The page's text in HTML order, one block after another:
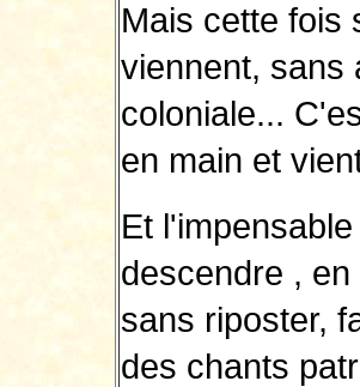
Mais cette fois
viennent, sans
coloniale...
en main et
Et
descendre ,
sans riposter,
des chants